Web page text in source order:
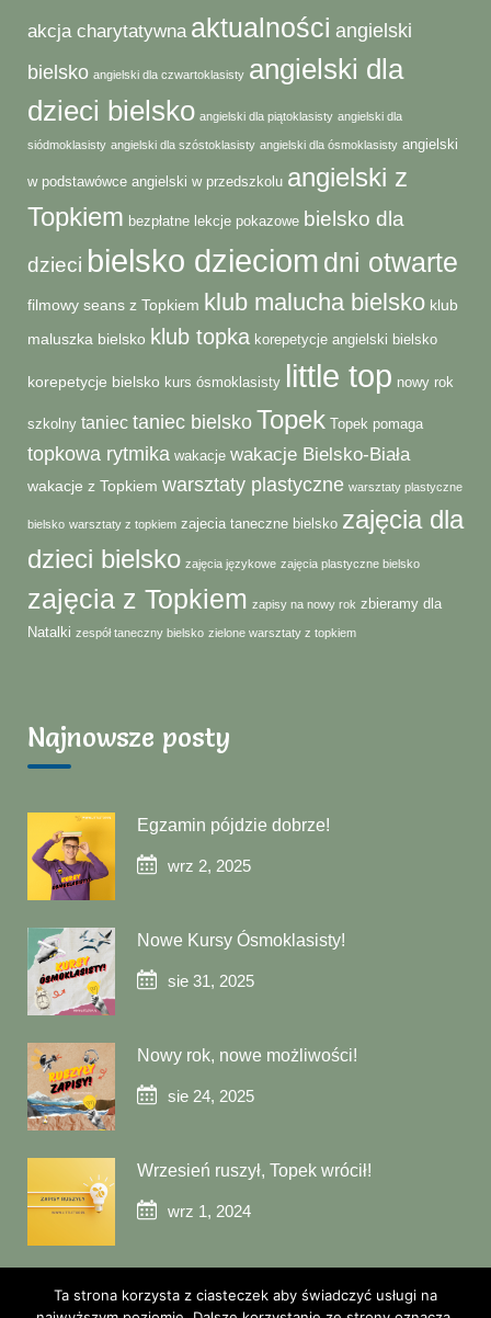
akcja charytatywna aktualności angielski
bielsko angielski dla czwartoklasisty angielski dla
dzieci bielsko angielski dla piątoklasisty angielski dla
siódmoklasisty angielski dla szóstoklasisty angielski dla ósmoklasisty angielski
w podstawówce angielski w przedszkolu angielski z
Topkiem bezpłatne lekcje pokazowe bielsko dla
dzieci bielsko dzieciom dni otwarte
filmowy seans z Topkiem klub malucha bielsko klub
maluszka bielsko klub topka korepetycje angielski bielsko
korepetycje bielsko kurs ósmoklasisty little top nowy rok
szkolny taniec taniec bielsko Topek Topek pomaga
topkowa rytmika wakacje wakacje Bielsko-Biała
wakacje z Topkiem warsztaty plastyczne warsztaty plastyczne
bielsko warsztaty z topkiem zajecia taneczne bielsko zajęcia dla
dzieci bielsko zajęcia językowe zajęcia plastyczne bielsko
zajęcia z Topkiem zapisy na nowy rok zbieramy dla
Natalki zespół taneczny bielsko zielone warsztaty z topkiem
Najnowsze posty
Egzamin pójdzie dobrze!
wrz 2, 2025
Nowe Kursy Ósmoklasisty!
sie 31, 2025
Nowy rok, nowe możliwości!
sie 24, 2025
Wrzesień ruszył, Topek wrócił!
wrz 1, 2024
Ta strona korzysta z ciasteczek aby świadczyć usługi na